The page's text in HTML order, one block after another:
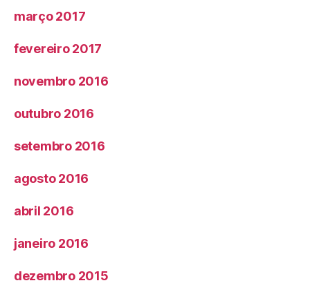
março 2017
fevereiro 2017
novembro 2016
outubro 2016
setembro 2016
agosto 2016
abril 2016
janeiro 2016
dezembro 2015